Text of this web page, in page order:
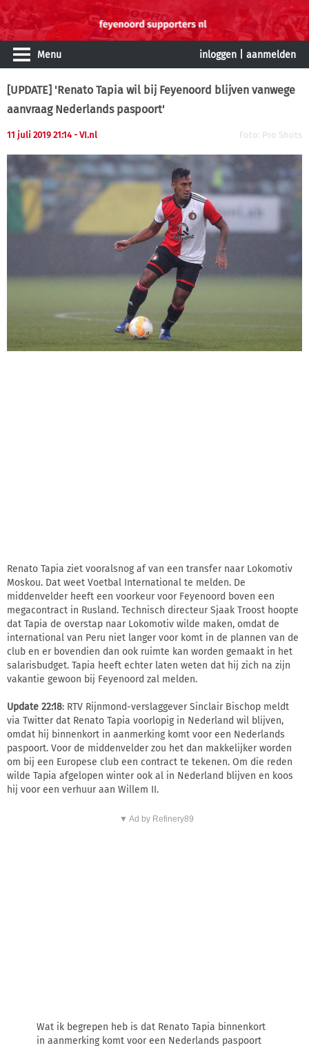
Menu inloggen aanmelden
[UPDATE] 'Renato Tapia wil bij Feyenoord blijven vanwege
aanvraag Nederlands paspoort'
11 juli 2019 21:14 - VI.nl Foto: Pro Shots
Renato Tapia ziet vooralsnog af van een transfer naar Lokomotiv
Moskou. Dat weet Voetbal International te melden. De
middenvelder heeft een voorkeur voor Feyenoord boven een
megacontract in Rusland. Technisch directeur Sjaak Troost hoopte
dat Tapia de overstap naar Lokomotiv wilde maken, omdat de
international van Peru niet langer voor komt in de plannen van de
club en er bovendien dan ook ruimte kan worden gemaakt in het
salarisbudget. Tapia heeft echter laten weten dat hij zich na zijn
vakantie gewoon bij Feyenoord zal melden.
Update 22:18: RTV Rijnmond-verslaggever Sinclair Bischop meldt
via Twitter dat Renato Tapia voorlopig in Nederland wil blijven,
omdat hij binnenkort in aanmerking komt voor een Nederlands
paspoort. Voor de middenvelder zou het dan makkelijker worden
om bij een Europese club een contract te tekenen. Om die reden
wilde Tapia afgelopen winter ook al in Nederland blijven en koos
hij voor een verhuur aan Willem II.
▼ Ad by Refinery89
Wat ik begrepen heb is dat Renato Tapia binnenkort
in aanmerking komt voor een Nederlands paspoort